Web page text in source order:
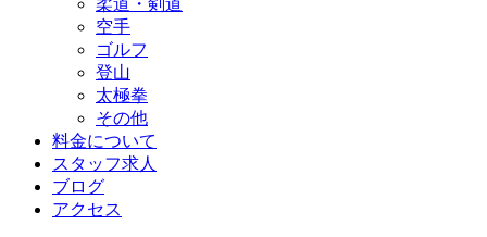
空手
ゴルフ
登山
太極拳
その他
料金について
スタッフ求人
ブログ
アクセス